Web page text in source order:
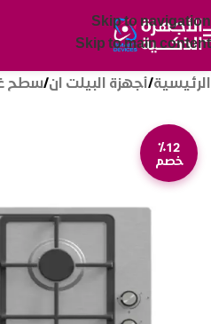
Skip to navigation
Skip to main content
الرئيسية/أجهزة البيلت ان/سطح
٪12
خصم